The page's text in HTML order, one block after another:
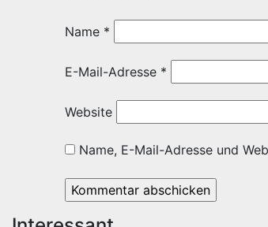
Name *
E-Mail-Adresse *
Website
Name, E-Mail-Adresse und